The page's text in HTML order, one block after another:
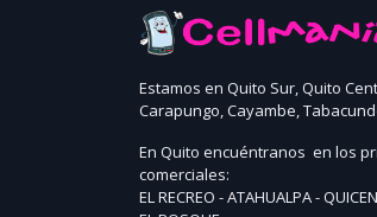
Estamos en Quito Sur, Quito
Carapungo, Cayambe,
En Quito encuéntranos en los
comerciales:
EL RECREO - ATAHUALPA -